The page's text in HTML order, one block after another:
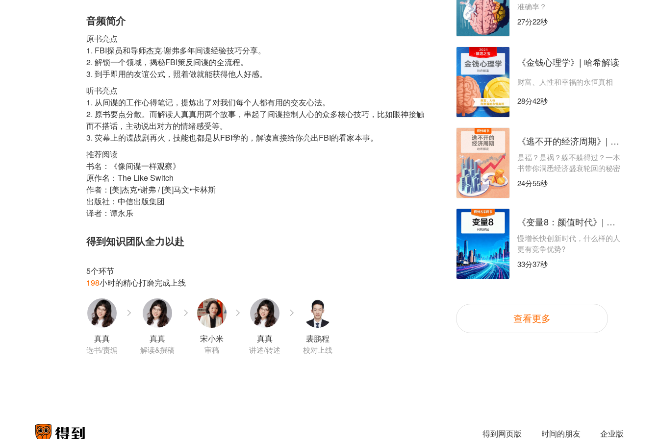
音频简介
原书亮点
1. FBI探员和导师杰克·谢弗多年间谍经验技巧分享。
2. 解锁一个领域，揭秘FBI策反间谍的全流程。
听书亮点
1. 从间谍的工作心得笔记，提炼出了对我们每个人都有用的交友心法。
2. 原书要点分散。而解读人真真用两个故事，串起了间谍控制人心的众多核心技巧，比如眼神接触
而不搭话，主动说出对方的情绪感受等。
推荐阅读
书名：《像间谍一样观察》
原作名：The Like Switch
作者：[美]杰克•谢弗 / [美]马文•卡林斯
出版社：中信出版集团
译者：谭永乐
得到知识团队全力以赴
5个环节
198
小时的精心打磨完成上线
真真
选书/责编
真真
解读&撰稿
宋小米
审稿
真真
讲述/转述
裴鹏程
校对上线
准确率？
27分22秒
《金钱心理学》| 哈希解读
财富、人性和幸福的永恒真相
28分42秒
《逃不开的经济周期》| 哈希解读
是福？是祸？躲不躲得过？一本
书带你洞悉经济盛衰轮回的秘密
24分55秒
《变量8：颜值时代》| 何帆解读
慢增长快创新时代，什么样的人
更有竞争优势?
33分37秒
查看更多
得到网页版 时间的朋友 企业版